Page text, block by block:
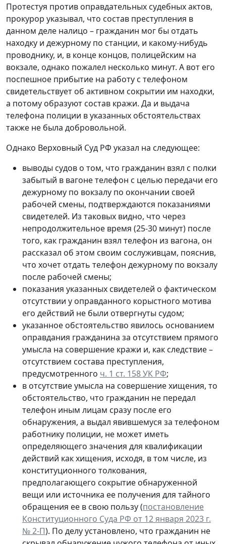
Протестуя против оправдательных судебных актов,
прокурор указывал, что состав преступления в
данном деле налицо – гражданин мог бы отдать
находку и дежурному по станции, и какому-нибудь
проводнику, и, в конце концов, полицейским на
вокзале, однако пожалел несколько минут. А вот его
поспешное прибытие на работу с телефоном
свидетельствует об активном сокрытии им находки,
а потому образуют состав кражи. Да и выдача
телефона полиции в указанных обстоятельствах
также не была добровольной.
Однако Верховный Суд РФ указал на следующее:
выводы судов о том, что гражданин взял с полки
забытый в вагоне телефон с целью передачи его
дежурному по вокзалу по окончании своей
рабочей смены, подтверждаются показаниями
свидетелей. Из таковых видно, что через
непродолжительное время (25-30 минут) после
того, как гражданин взял телефон из вагона, он
рассказал об этом своим сослуживцам, пояснив,
что хочет отдать телефон дежурному по вокзалу
после рабочей смены;
показания указанных свидетелей о фактическом
отсутствии у оправданного корыстного мотива
его действий не были отвергнуты судом;
указанное обстоятельство явилось основанием
оправдания гражданина за отсутствием прямого
умысла на совершение кражи и, как следствие –
отсутствием состава преступления,
предусмотренного ч. 1 ст. 158 УК РФ;
в отсутствие умысла на совершение хищения, то
обстоятельство, что гражданин не передал
телефон иным лицам сразу после его
обнаружения, а выдал явившемуся за телефоном
работнику полиции, не может иметь
определяющего значения для квалификации
действий как хищения, исходя, в том числе, из
конституционного толкования,
предполагающего сокрытие обнаруженной
вещи или источника ее получения для тайного
обращения ее в свою пользу (постановление
Конституционного Суда РФ от 12 января 2023 г.
№ 2-П). По делу установлено, что гражданин не